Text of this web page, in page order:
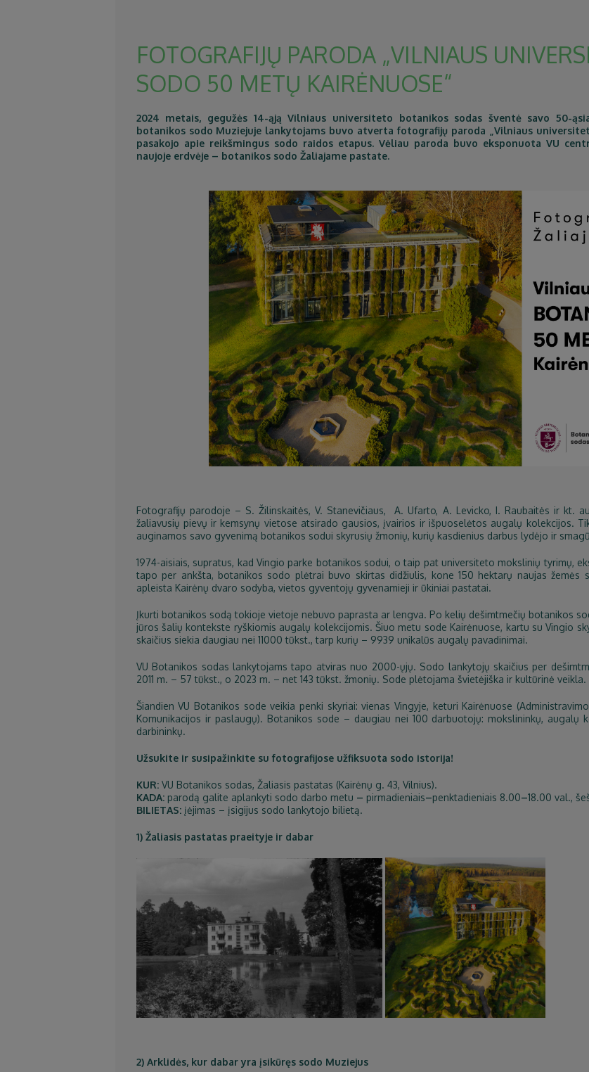
FOTOGRAFIJŲ PARODA „VILNIAUS
SODO 50 METŲ KAIRĖNUOSE“
2024 metais, gegužės 14-ąją Vilniaus universiteto botanikos sodas šventė savo 50-
botanikos sodo Muziejuje lankytojams buvo atverta fotografijų paroda „Vilniaus
pasakojo apie reikšmingus sodo raidos etapus. Vėliau paroda buvo eksponuota VU
naujoje erdvėje – botanikos sodo Žaliajame pastate.
Fotografijų parodoje – S. Žilinskaitės, V. Stanevičiaus, A. Ufarto, A. Levicko, I. Raubaitės ir kt.
žaliavusių pievų ir kemsynų vietose atsirado gausios, įvairios ir išpuoselėtos augalų kolekcijos.
auginamos savo gyvenimą botanikos sodui skyrusių žmonių, kurių kasdienius darbus lydėjo ir
1974-aisiais, supratus, kad Vingio parke botanikos sodui, o taip pat universiteto mokslinių tyrimų,
tapo per ankšta, botanikos sodo plėtrai buvo skirtas didžiulis, kone 150 hektarų naujas žemės
apleista Kairėnų dvaro sodyba, vietos gyventojų gyvenamieji ir ūkiniai pastatai.
Įkurti botanikos sodą tokioje vietoje nebuvo paprasta ar lengva. Po kelių dešimtmečių botanikos
jūros šalių kontekste ryškiomis augalų kolekcijomis. Šiuo metu sode Kairėnuose, kartu su Vingio
skaičius siekia daugiau nei 11000 tūkst., tarp kurių – 9939 unikalūs augalų pavadinimai.
VU Botanikos sodas lankytojams tapo atviras nuo 2000-ųjų. Sodo lankytojų skaičius per
2011 m. – 57 tūkst., o 2023 m. – net 143 tūkst. žmonių. Sode plėtojama švietėjiška ir kultūrinė veikla.
Šiandien VU Botanikos sode veikia penki skyriai: vienas Vingyje, keturi Kairėnuose
Komunikacijos ir paslaugų). Botanikos sode – daugiau nei 100 darbuotojų: mokslininkų, augalų
darbininkų.
Užsukite ir susipažinkite su fotografijose užfiksuota sodo istorija!
KUR: VU Botanikos sodas, Žaliasis pastatas (Kairėnų g. 43, Vilnius).
KADA: parodą galite aplankyti sodo darbo metu – pirmadieniais–penktadieniais 8.00–18.00 val.,
BILIETAS: įėjimas – įsigijus sodo lankytojo bilietą.
1) Žaliasis pastatas praeityje ir dabar
2) Arklidės, kur dabar yra įsikūręs sodo Muziejus